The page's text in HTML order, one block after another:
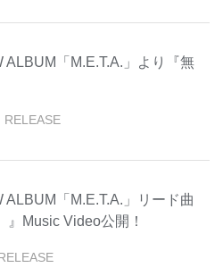
「M.E.T.A.」より『無
RELEASE
「M.E.T.A.」リード曲
』Music Video公開！